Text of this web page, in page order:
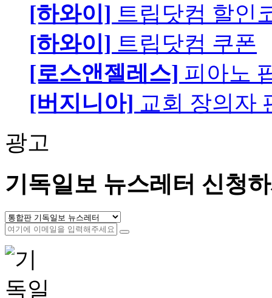
[하와이] 트립닷컴 할인
[하와이] 트립닷컴 쿠폰
[로스앤젤레스] 피아노
[버지니아] 교회 장의자
광고
기독일보 뉴스레터 신청